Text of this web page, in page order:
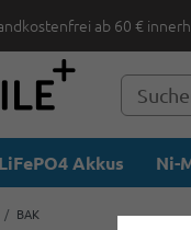
ab 60 €
LiFePO4 Akkus Ni-
BAK